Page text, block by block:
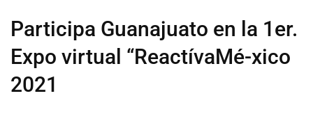
Participa Guanajuato en la 1er.
Expo virtual “ReactívaMé-xico
2021